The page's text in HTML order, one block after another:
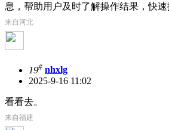
息，帮助用户及时了解操作结果，快速
来自河北
19# nhxlg
2025-9-16 11:02
看看去。
来自福建